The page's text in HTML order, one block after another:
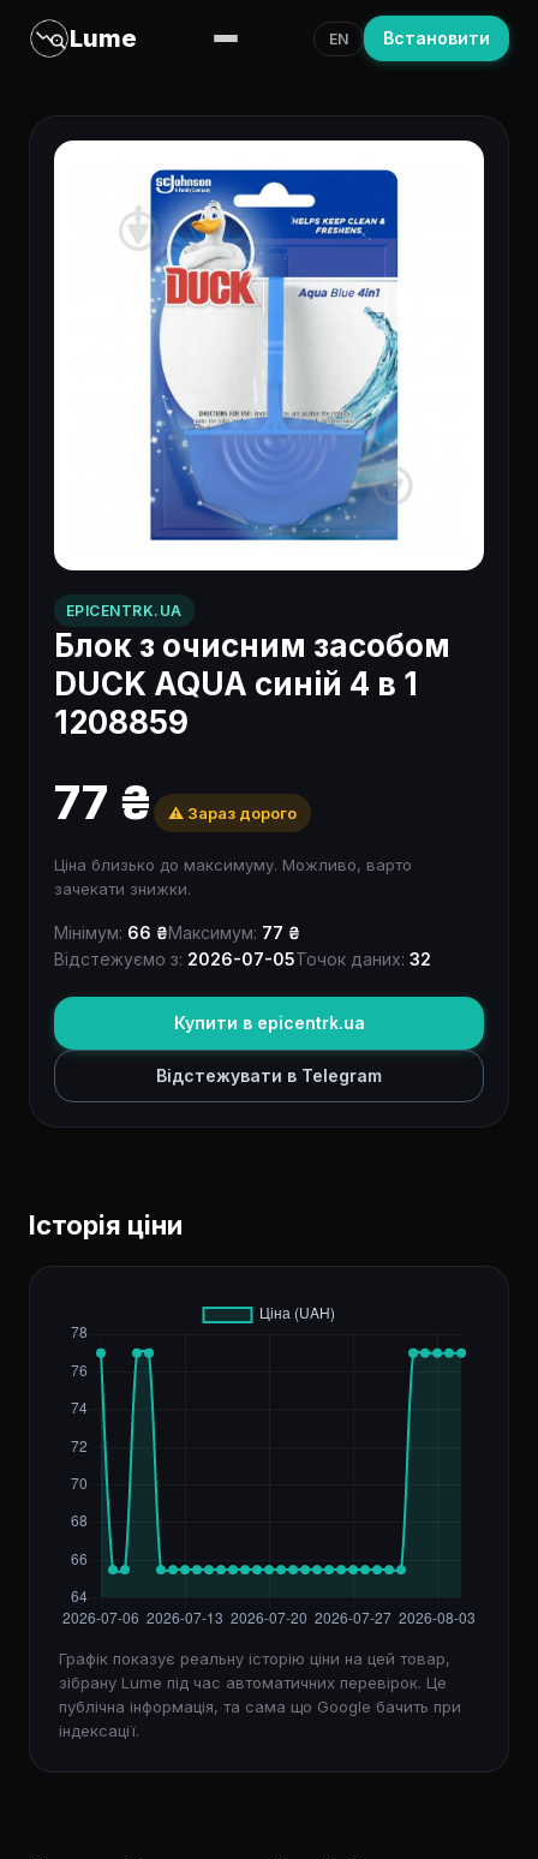
Lume EN Встановити
EPICENTRK.UA
Блок з очисним засобом
DUCK AQUA синій 4 в 1
1208859
77 ₴ ⚠️ Зараз дорого
Ціна близько до максимуму. Можливо, варто
зачекати знижки.
Мінімум: 66 ₴Максимум: 77 ₴
Відстежуємо з: 2026-07-05Точок даних: 32
Купити в epicentrk.ua
Відстежувати в Telegram
Історія ціни
Графік показує реальну історію ціни на цей товар,
зібрану Lume під час автоматичних перевірок. Це
публічна інформація, та сама що Google бачить при
індексації.